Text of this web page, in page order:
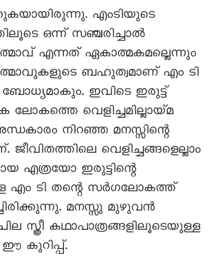
എംടിയുടെ
ഒന്ന് സഞ്ചരിച്ചാൽ
എന്നത് ഏകാത്മകമല്ലെന്നും
ബഹുത്വമാണ് എം ടി
ഇവിടെ ഇരുട്ട്
ലോകത്തെ വെളിച്ചമില്ലായ്മ
നിറഞ്ഞ മനസ്സിന്റെ
വെളിച്ചങ്ങളെല്ലാം
ഇരുട്ടിന്റെ
എം ടി തന്റെ സർഗലോകത്ത്
മനസ്സു മുഴുവൻ
സ്ത്രീ കഥാപാത്രങ്ങളിലൂടെയുള്ള
കുറിപ്പ്.